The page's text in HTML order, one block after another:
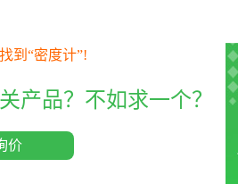
到“密度计”!
产品？不如求一个？
价